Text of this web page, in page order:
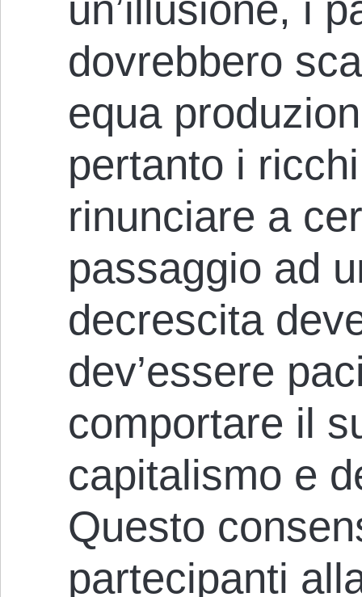
dovrebbero
equa
pertanto i
rinunciare a
passaggio ad
decrescita
dev’essere
comportare il
capitalismo e
Questo
partecipanti